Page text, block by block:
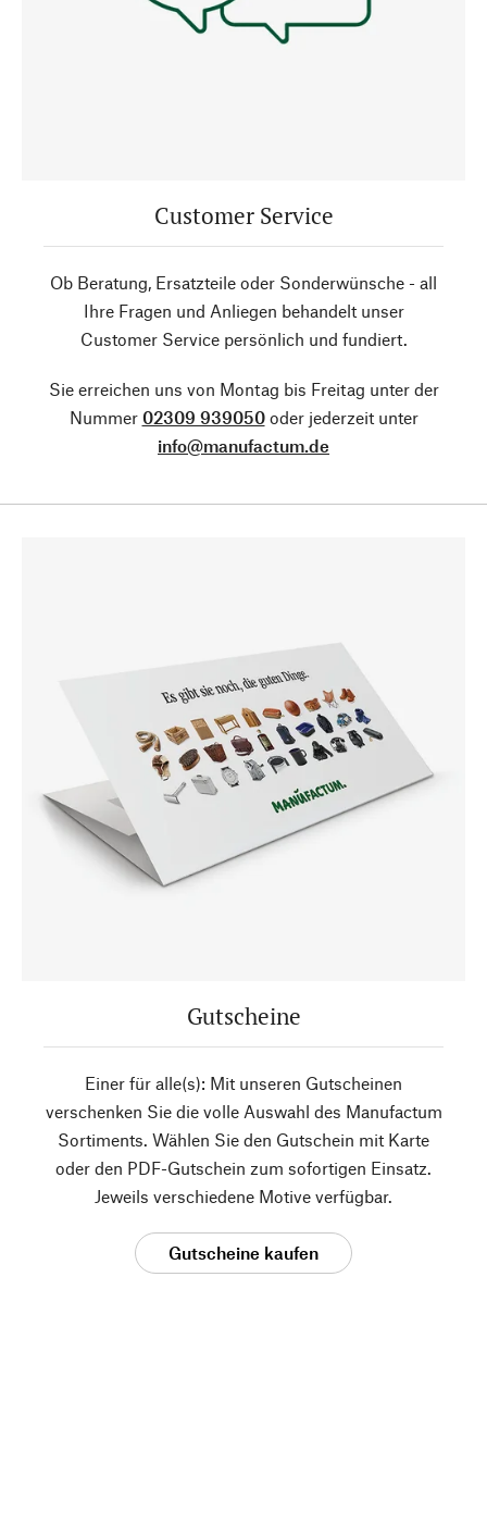
Customer Service
Ob Beratung, Ersatzteile oder Sonderwünsche - all
Ihre Fragen und Anliegen behandelt unser
Customer Service persönlich und fundiert.
Sie erreichen uns von Montag bis Freitag unter der
Nummer 02309 939050oder jederzeit unter
info@manufactum.de
Gutscheine
Einer für alle(s): Mit unseren Gutscheinen
verschenken Sie die volle Auswahl des Manufactum
Sortiments. Wählen Sie den Gutschein mit Karte
oder den PDF-Gutschein zum sofortigen Einsatz.
Jeweils verschiedene Motive verfügbar.
Gutscheine kaufen